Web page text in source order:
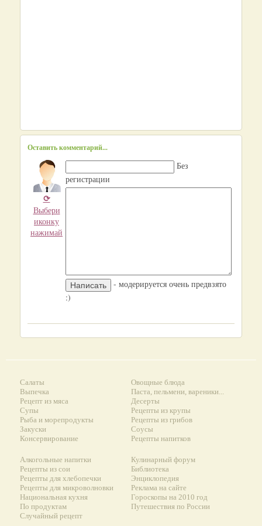
Оставить комментарий...
⟳
Выбери
иконку
нажимай
Без
регистрации
- модерируется очень предвзято
:)
Салаты
Выпечка
Рецепт из мяса
Супы
Рыба и морепродукты
Закуски
Консервирование
Овощные блюда
Паста, пельмени, вареники...
Десерты
Рецепты из крупы
Рецепты из грибов
Соусы
Рецепты напитков
Алкогольные напитки
Рецепты из сои
Рецепты для хлебопечки
Рецепты для микроволновки
Национальная кухня
По продуктам
Случайный рецепт
Кулинарный форум
Библиотека
Энциклопедия
Реклама на сайте
Гороскопы на 2010 год
Путешествия по России